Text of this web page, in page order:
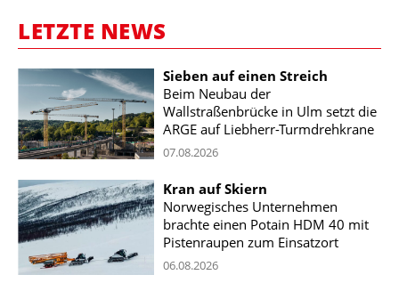
LETZTE NEWS
Sieben auf einen Streich
Beim Neubau der
Wallstraßenbrücke in Ulm setzt die
ARGE auf Liebherr-Turmdrehkrane
07.08.2026
Kran auf Skiern
Norwegisches Unternehmen
brachte einen Potain HDM 40 mit
Pistenraupen zum Einsatzort
06.08.2026